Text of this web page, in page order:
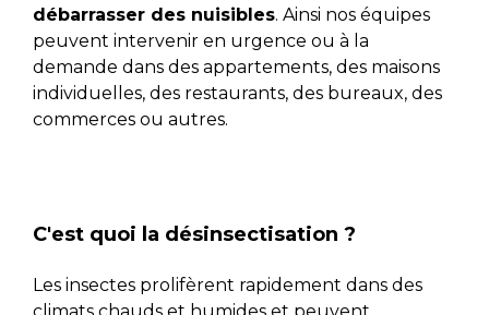
débarrasser des nuisibles. Ainsi nos équipes
peuvent intervenir en urgence ou à la
demande dans des appartements, des maisons
individuelles, des restaurants, des bureaux, des
commerces ou autres.
C'est quoi la désinsectisation ?
Les insectes prolifèrent rapidement dans des